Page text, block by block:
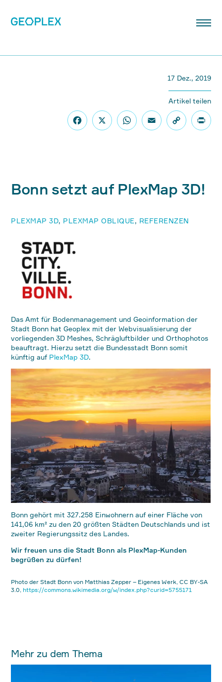
PLEXMAP 3D, PLEXMAP OBLIQUE, REFERENZEN
Bonn setzt auf PlexMap 3D!
Das Amt für Bodenmanagement und Geoinformation der
Stadt Bonn hat Geoplex mit der Webvisualisierung der
vorliegenden 3D Meshes, Schrägluftbilder und Orthophotos
beauftragt. Hierzu setzt die Bundesstadt Bonn somit
künftig auf PlexMap 3D.
Bonn gehört mit 327.258 Einwohnern auf einer Fläche von
141,06 km² zu den 20 größten Städten Deutschlands und ist
zweiter Regierungssitz des Landes.
Wir freuen uns die Stadt Bonn als PlexMap-Kunden
begrüßen zu dürfen!
Photo der Stadt Bonn von Matthias Zepper – Eigenes Werk, CC BY-SA
3.0, https://commons.wikimedia.org/w/index.php?curid=5755171
17 Dez., 2019
Artikel teilen
Mehr zu dem Thema